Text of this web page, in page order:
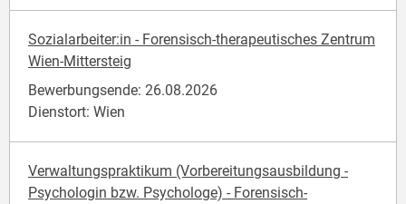
Sozialarbeiter:in - Forensisch-therapeutisches Zentrum
Wien-Mittersteig
Bewerbungsende: 26.08.2026
Dienstort: Wien
Verwaltungspraktikum (Vorbereitungsausbildung -
Psychologin bzw. Psychologe) - Forensisch-